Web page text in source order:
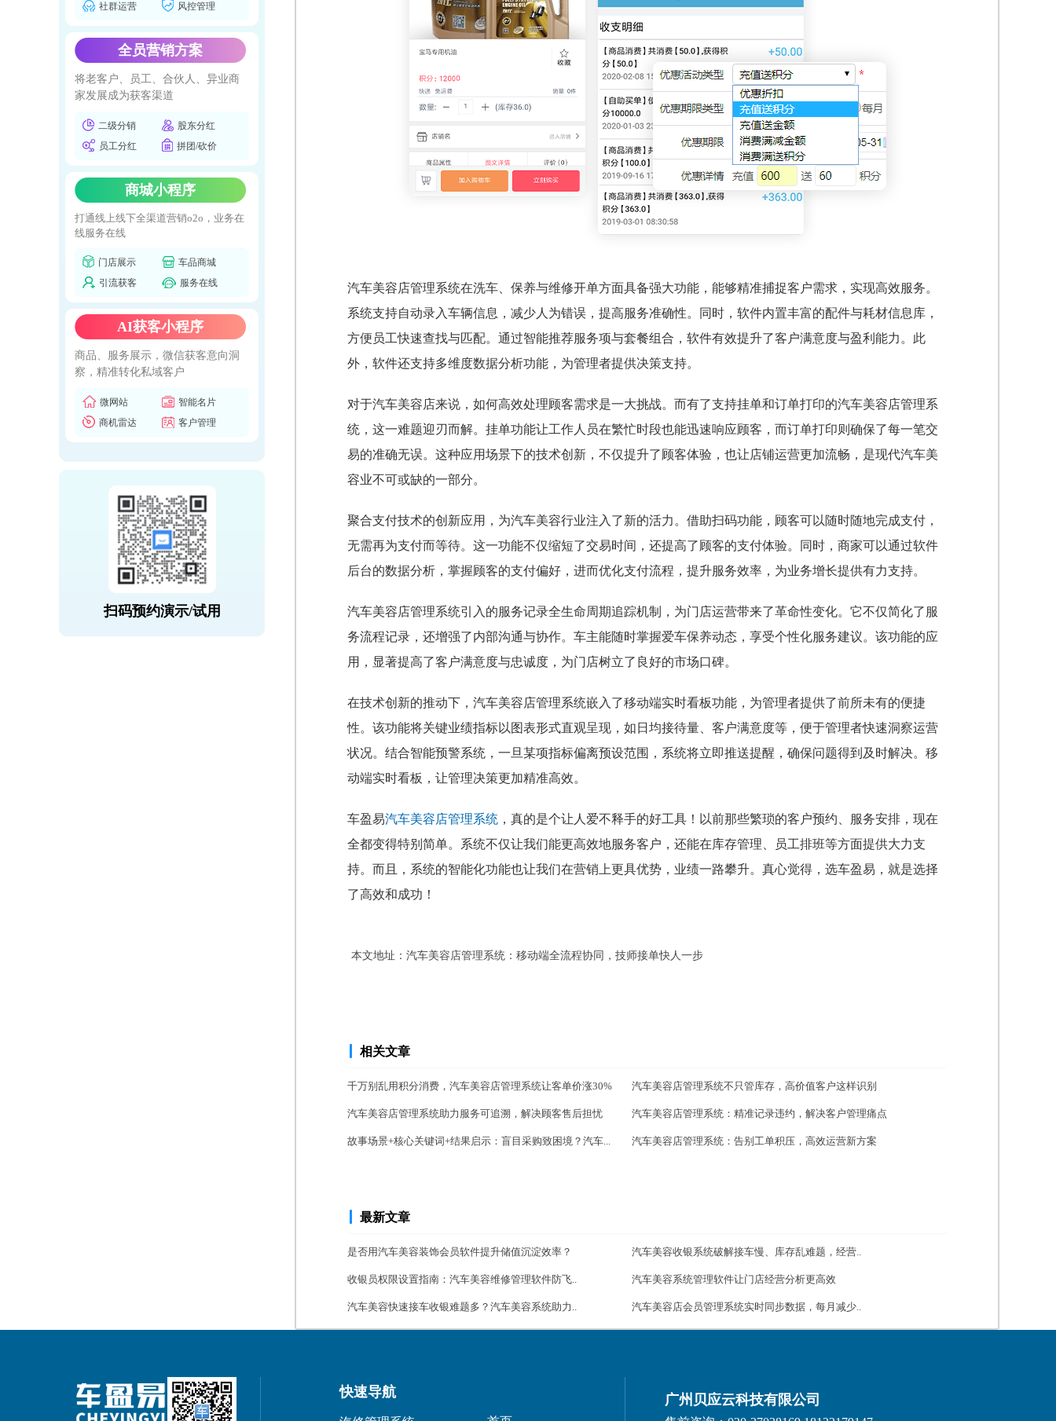
社群运营
风控管理
全员营销方案
将老客户、员工、合伙人、异业商
家发展成为获客渠道
二级分销
股东分红
员工分红
拼团/砍价
商城小程序
打通线上线下全渠道营销o2o，业务在
线服务在线
门店展示
车品商城
引流获客
服务在线
AI获客小程序
商品、服务展示，微信获客意向洞
察，精准转化私域客户
微网站
智能名片
商机雷达
客户管理
扫码预约演示/试用
汽车美容店管理系统在洗车、保养与维修开单方面具备强大功能，能够精准捕捉客户需求，实现高效服务。
系统支持自动录入车辆信息，减少人为错误，提高服务准确性。同时，软件内置丰富的配件与耗材信息库，
方便员工快速查找与匹配。通过智能推荐服务项与套餐组合，软件有效提升了客户满意度与盈利能力。此
外，软件还支持多维度数据分析功能，为管理者提供决策支持。
对于汽车美容店来说，如何高效处理顾客需求是一大挑战。而有了支持挂单和订单打印的汽车美容店管理系
统，这一难题迎刃而解。挂单功能让工作人员在繁忙时段也能迅速响应顾客，而订单打印则确保了每一笔交
易的准确无误。这种应用场景下的技术创新，不仅提升了顾客体验，也让店铺运营更加流畅，是现代汽车美
容业不可或缺的一部分。
聚合支付技术的创新应用，为汽车美容行业注入了新的活力。借助扫码功能，顾客可以随时随地完成支付，
无需再为支付而等待。这一功能不仅缩短了交易时间，还提高了顾客的支付体验。同时，商家可以通过软件
后台的数据分析，掌握顾客的支付偏好，进而优化支付流程，提升服务效率，为业务增长提供有力支持。
汽车美容店管理系统引入的服务记录全生命周期追踪机制，为门店运营带来了革命性变化。它不仅简化了服
务流程记录，还增强了内部沟通与协作。车主能随时掌握爱车保养动态，享受个性化服务建议。该功能的应
用，显著提高了客户满意度与忠诚度，为门店树立了良好的市场口碑。
在技术创新的推动下，汽车美容店管理系统嵌入了移动端实时看板功能，为管理者提供了前所未有的便捷
性。该功能将关键业绩指标以图表形式直观呈现，如日均接待量、客户满意度等，便于管理者快速洞察运营
状况。结合智能预警系统，一旦某项指标偏离预设范围，系统将立即推送提醒，确保问题得到及时解决。移
动端实时看板，让管理决策更加精准高效。
车盈易汽车美容店管理系统，真的是个让人爱不释手的好工具！以前那些繁琐的客户预约、服务安排，现在
全都变得特别简单。系统不仅让我们能更高效地服务客户，还能在库存管理、员工排班等方面提供大力支
持。而且，系统的智能化功能也让我们在营销上更具优势，业绩一路攀升。真心觉得，选车盈易，就是选择
了高效和成功！
本文地址： 汽车美容店管理系统：移动端全流程协同，技师接单快人一步
相关文章
千万别乱用积分消费，汽车美容店管理系统让客单价涨30% 汽车美容店管理系统不只管库存，高价值客户这样识别
汽车美容店管理系统助力服务可追溯，解决顾客售后担忧 汽车美容店管理系统：精准记录违约，解决客户管理痛点
故事场景+核心关键词+结果启示：盲目采购致困境？汽车... 汽车美容店管理系统：告别工单积压，高效运营新方案
最新文章
是否用汽车美容装饰会员软件提升储值沉淀效率？ 汽车美容收银系统破解接车慢、库存乱难题，经营..
收银员权限设置指南：汽车美容维修管理软件防飞.. 汽车美容系统管理软件让门店经营分析更高效
汽车美容快速接车收银难题多？汽车美容系统助力.. 汽车美容店会员管理系统实时同步数据，每月减少..
快速导航 广州贝应云科技有限公司